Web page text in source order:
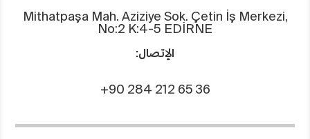
Mithatpaşa Mah. Aziziye Sok. Çetin İş Merkezi,
No:2 K:4-5 EDİRNE
الإتصال:
+90 284 212 65 36